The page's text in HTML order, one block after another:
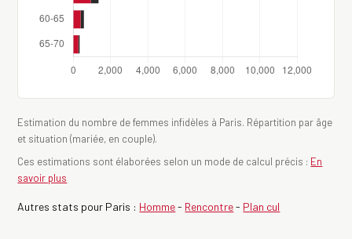
Estimation du nombre de femmes infidèles à Paris. Répartition par âge
et situation (mariée, en couple).
Ces estimations sont élaborées selon un mode de calcul précis : En
savoir plus
Autres stats pour Paris : Homme- Rencontre- Plan cul